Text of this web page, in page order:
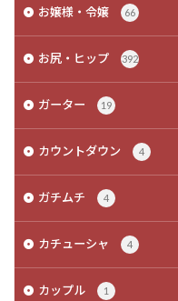
お嬢様・令嬢 66
お尻・ヒップ 392
ガーター 19
カウントダウン 4
ガチムチ 4
カチューシャ 4
カップル 1